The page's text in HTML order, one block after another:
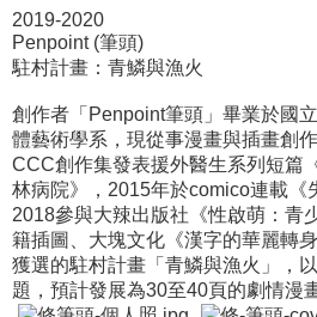
2019-2020
Penpoint (筆頭)
駐村計畫：青鱗與漁火
創作者「Penpoint筆頭」畢業於國
體藝術學系，現從事漫畫與插畫創
CCC創作集發表援外醫生系列短篇
林病院》，2015年於comico連載《
2018參與大辣出版社《性啟萌：青
籍插圖、大塊文化《漢字的華麗轉
獲選的駐村計畫「青鱗與漁火」，
題，預計發展為30至40頁的劇情漫畫